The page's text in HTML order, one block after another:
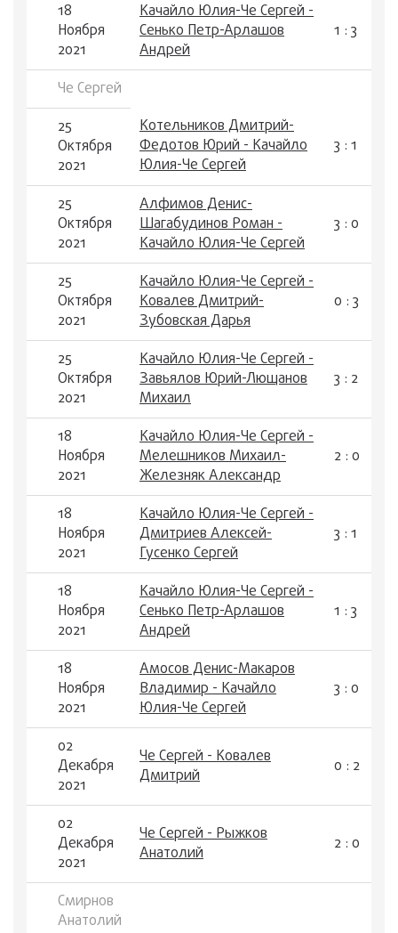
18
Ноября
2021
Качайло Юлия-Че Сергей -
Сенько Петр-Арлашов
Андрей
1 : 3
Че Сергей
25
Октября
2021
Котельников Дмитрий-
Федотов Юрий - Качайло
Юлия-Че Сергей
3 : 1
25
Октября
2021
Алфимов Денис-
Шагабудинов Роман -
Качайло Юлия-Че Сергей
3 : 0
25
Октября
2021
Качайло Юлия-Че Сергей -
Ковалев Дмитрий-
Зубовская Дарья
0 : 3
25
Октября
2021
Качайло Юлия-Че Сергей -
Завьялов Юрий-Лющанов
Михаил
3 : 2
18
Ноября
2021
Качайло Юлия-Че Сергей -
Мелешников Михаил-
Железняк Александр
2 : 0
18
Ноября
2021
Качайло Юлия-Че Сергей -
Дмитриев Алексей-
Гусенко Сергей
3 : 1
18
Ноября
2021
Качайло Юлия-Че Сергей -
Сенько Петр-Арлашов
Андрей
1 : 3
18
Ноября
2021
Амосов Денис-Макаров
Владимир - Качайло
Юлия-Че Сергей
3 : 0
02
Декабря
2021
Че Сергей - Ковалев
Дмитрий
0 : 2
02
Декабря
2021
Че Сергей - Рыжков
Анатолий
2 : 0
Смирнов
Анатолий